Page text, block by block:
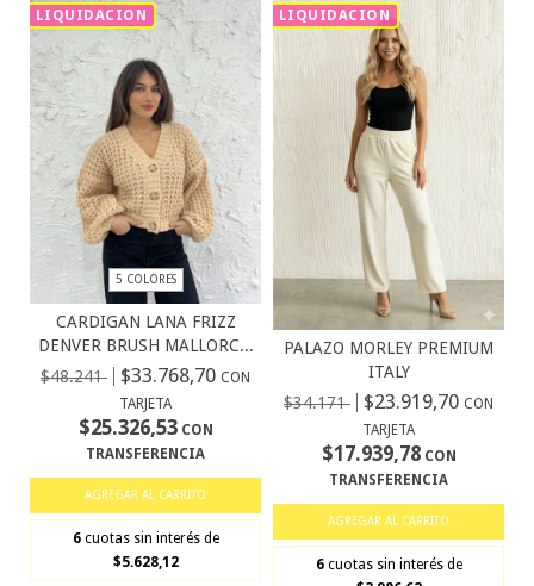
LIQUIDACION
5 COLORES
CARDIGAN LANA FRIZZ
DENVER BRUSH MALLORC...
$48.241
$33.768,70 CON
TARJETA
$25.326,53CON
TRANSFERENCIA
AGREGAR AL CARRITO
6 cuotas sin interés de
$5.628,12
LIQUIDACION
PALAZO MORLEY PREMIUM
ITALY
$34.171
$23.919,70 CON
TARJETA
$17.939,78CON
TRANSFERENCIA
AGREGAR AL CARRITO
6 cuotas sin interés de